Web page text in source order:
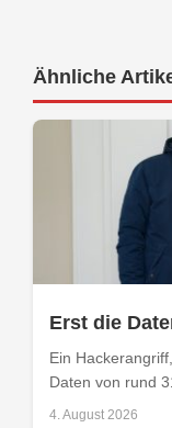
Ähnliche
Erst die
Ein
Daten von rund
4. August 2026